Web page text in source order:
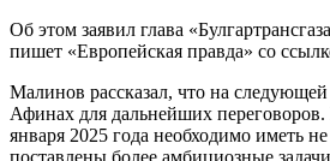
Об этом заявил глава
пишет «Европейская правда» со
Малинов рассказал, что на следующей
Афинах для дальнейших переговоров.
января 2025 года необходимо иметь
поставлены более амбициозные